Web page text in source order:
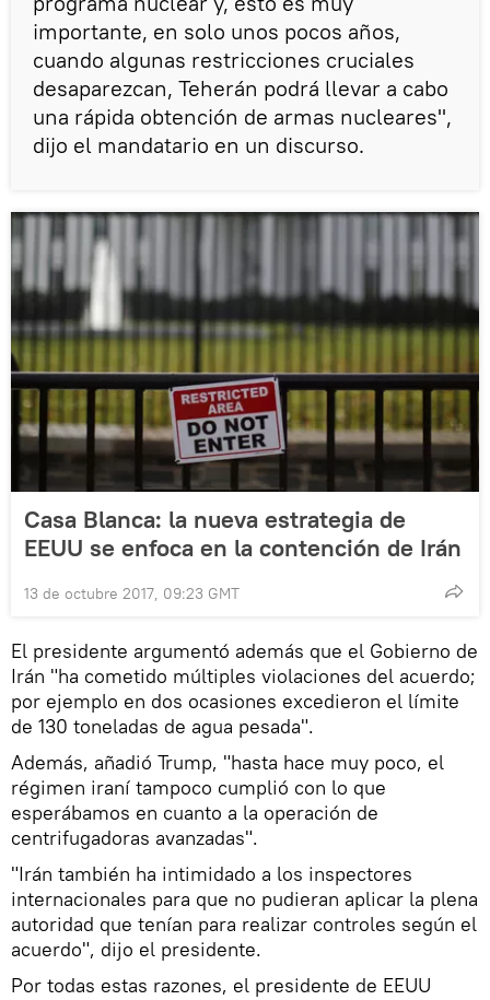
importante, en solo unos pocos años,
cuando algunas restricciones cruciales
desaparezcan, Teherán podrá llevar a cabo
una rápida obtención de armas nucleares",
dijo el mandatario en un discurso.
Casa Blanca: la nueva estrategia de
EEUU se enfoca en la contención de Irán
13 de octubre 2017, 09:23 GMT
El presidente argumentó además que el Gobierno de
Irán "ha cometido múltiples violaciones del acuerdo;
por ejemplo en dos ocasiones excedieron el límite
de 130 toneladas de agua pesada".
Además, añadió Trump, "hasta hace muy poco, el
régimen iraní tampoco cumplió con lo que
esperábamos en cuanto a la operación de
centrifugadoras avanzadas".
"Irán también ha intimidado a los inspectores
internacionales para que no pudieran aplicar la plena
autoridad que tenían para realizar controles según el
acuerdo", dijo el presidente.
Por todas estas razones, el presidente de EEUU